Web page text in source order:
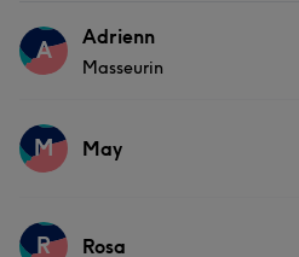
A Adrienn
Masseurin
Services
M May
Services
R Rosa